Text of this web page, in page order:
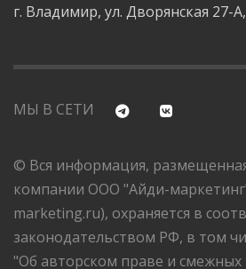
г. Владимир, ул. Дворянская 27-
МЫ В СЕТИ
© Вся информация,
компании ООО "Айди-
marketing.ru), охраняется в
законодательством РФ, в том
"Об авторском праве и смежных